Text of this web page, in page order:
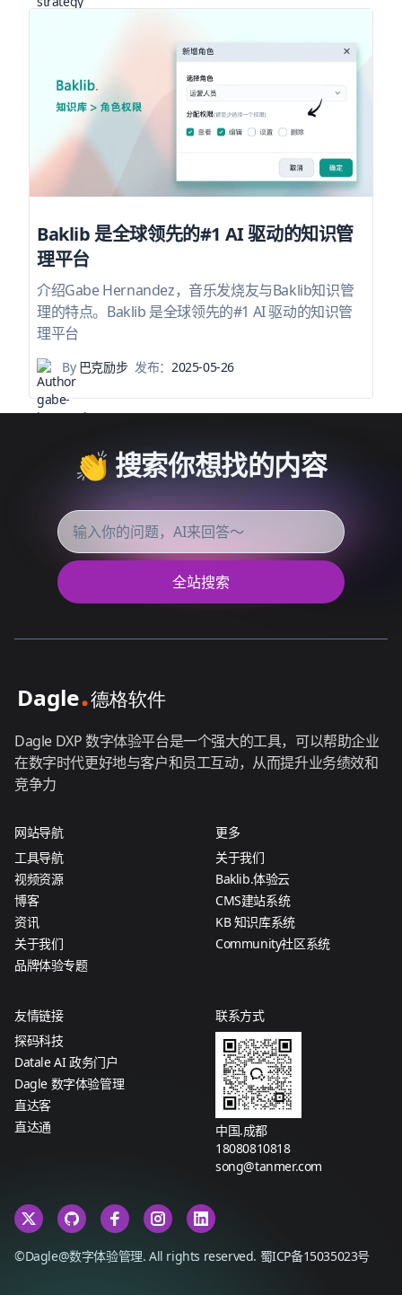
Baklib 是全球领先的#1 AI 驱动的知识管
理平台
介绍Gabe Hernandez，音乐发烧友与Baklib知识管
理的特点。Baklib 是全球领先的#1 AI 驱动的知识管
理平台
By巴克励步 发布： 2025-05-26
👏 搜索你想找的内容
全站搜索
Dagle DXP 数字体验平台是一个强大的工具，可以帮助企业
在数字时代更好地与客户和员工互动，从而提升业务绩效和
竞争力
网站导航
工具导航
视频资源
博客
资讯
关于我们
品牌体验专题
更多
关于我们
Baklib.体验云
CMS建站系统
KB 知识库系统
Community社区系统
友情链接
探码科技
Datale AI 政务门户
Dagle 数字体验管理
直达客
直达通
联系方式
中国.成都
18080810818
song@tanmer.com
©Dagle@数字体验管理. All rights reserved. 蜀ICP备15035023号